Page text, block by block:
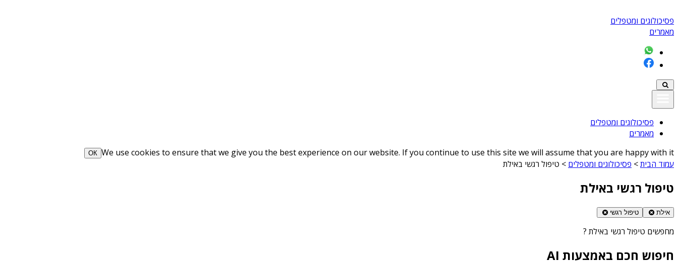
פסיכולוגים ומטפלים
מאמרים
פסיכולוגים ומטפלים
מאמרים
We use cookies to ensure that we give you the best experience on our website. If you continue to use this site we will assume that you are happy with it
ОК
עמוד הבית> פסיכולוגים ומטפלים > טיפול רגשי באילת
טיפול רגשי באילת
אילת טיפול רגשי
מחפשים טיפול רגשי באילת ?
חיפוש חכם באמצעות AI